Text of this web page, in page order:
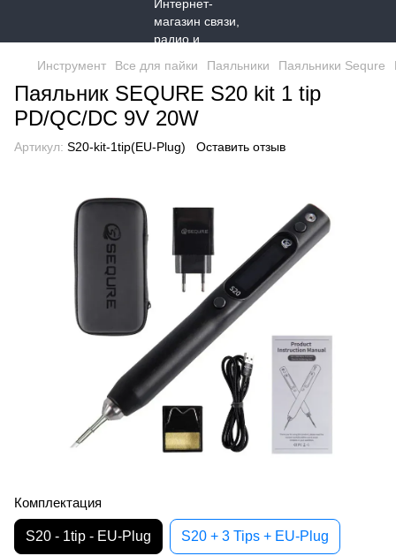
Инструмент Все для пайки Паяльники Паяльники Sequre
Паяльник SEQURE S20 kit 1 tip
PD/QC/DC 9V 20W
Артикул: S20-kit-1tip(EU-Plug) Оставить отзыв
Комплектация
S20 - 1tip - EU-Plug S20 + 3 Tips + EU-Plug